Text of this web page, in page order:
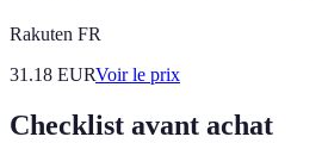
Rakuten FR
31.18 EURVoir le prix
Checklist avant achat